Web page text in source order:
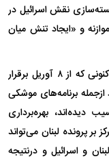
نقش اسرائیل در
و «ایجاد تنش میان
ایران به‌طور هم‌زمان از فضای آتش‌بس شکننده کنونی که از ۸ آوریل برقرار
برنامه‌های موشکی
دیده‌اند، بهره‌برداری
پرونده لبنان می‌تواند
و اسرائیل و درنتیجه